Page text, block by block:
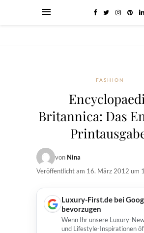
FASHION
Britannica: Das
von Nina
Veröffentlicht am 16. März 2012 um
Luxury-First.de bei
bevorzugen
Wenn Ihr unsere Luxury-
und Lifestyle-Inspirationen